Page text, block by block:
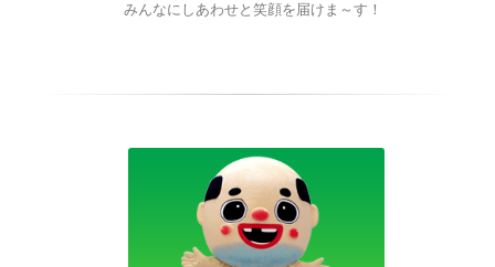
みんなにしあわせと笑顔を届けま～す！